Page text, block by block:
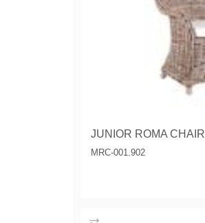
JUNIOR ROMA CHAIR
MRC-001.902